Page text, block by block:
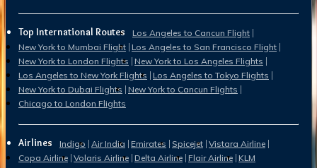
Top International Routes
Los Angeles to Cancun Flight
New York to Mumbai Flight Los Angeles to San Francisco Flight
New York to London Flights New York to Los Angeles Flights
Los Angeles to New York Flights Los Angeles to Tokyo Flights
New York to Dubai Flights New York to Cancun Flights
Chicago to London Flights
Airlines Indigo Air India Emirates Spicejet Vistara Airline
Copa Airline Volaris Airline Delta Airline Flair Airline KLM